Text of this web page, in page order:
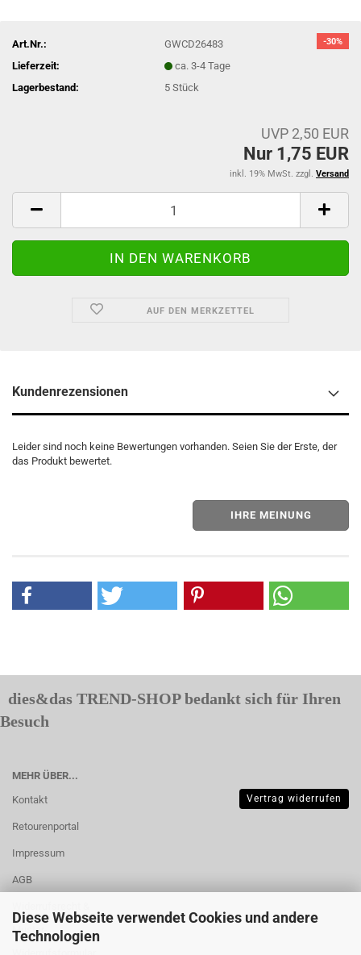
Diese Webseite verwendet Cookies und andere
Technologien
-30%
Art.Nr.:
GWCD26483
Lieferzeit:
ca. 3-4 Tage
Lagerbestand:
5Stück
UVP 2,50 EUR
Nur 1,75 EUR
inkl. 19% MwSt. zzgl. Versand
AUF DEN MERKZETTEL
Kundenrezensionen
Leider sind noch keine Bewertungen vorhanden. Seien Sie der Erste, der
das Produkt bewertet.
IHRE MEINUNG
dies&das TREND-SHOP bedankt sich für Ihren
Besuch
MEHR ÜBER...
Kontakt
Retourenportal
Impressum
AGB
Muster-
Vertrag widerrufen